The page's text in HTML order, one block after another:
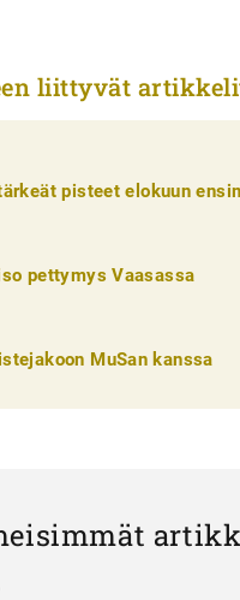
liittyvät
pisteet elokuun
pettymys Vaasassa
MuSan kanssa